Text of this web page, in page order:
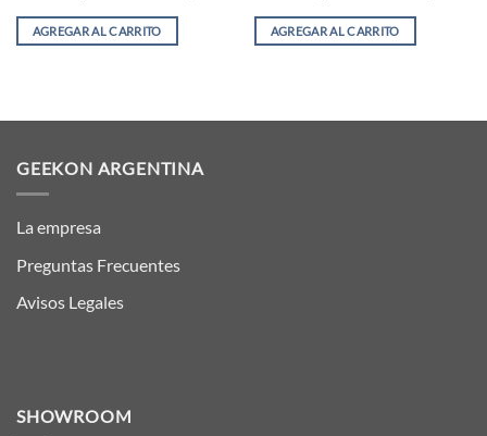
AGREGAR AL CARRITO AGREGAR AL CARRITO
GEEKON ARGENTINA
La empresa
Preguntas Frecuentes
Avisos Legales
SHOWROOM